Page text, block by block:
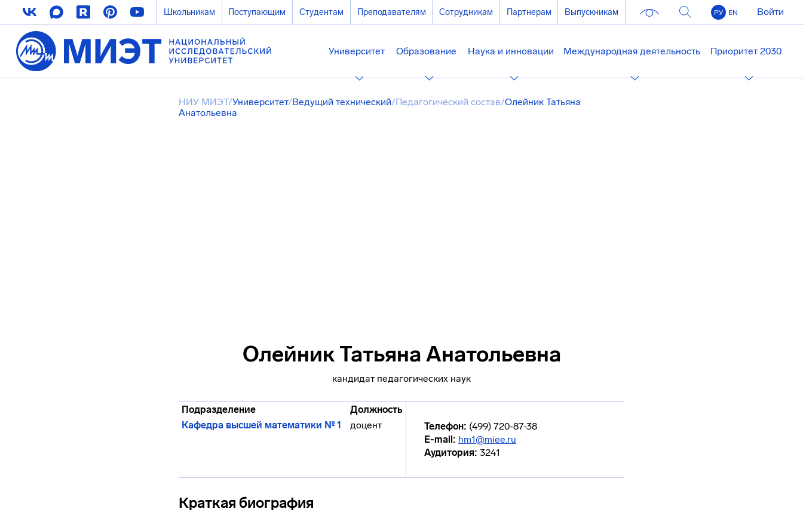
Школьникам Поступающим Студентам Преподавателям Сотрудникам Партнерам Выпускникам РУ EN Войти
Университет Образование Наука и инновации Международная деятельность Приоритет 2030
НИУ МИЭТ/Университет/Ведущий технический/Педагогический состав/Олейник Татьяна
Анатольевна
Олейник Татьяна Анатольевна
кандидат педагогических наук
Подразделение
Должность
Кафедра высшей математики № 1
доцент Телефон: (499) 720-87-38
E-mail: hm1@miee.ru
Аудитория: 3241
Краткая биография